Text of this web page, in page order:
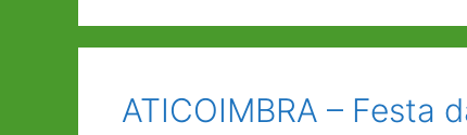
ATICOIMBRA – Festa